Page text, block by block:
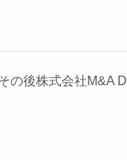
の後株式会社M&A